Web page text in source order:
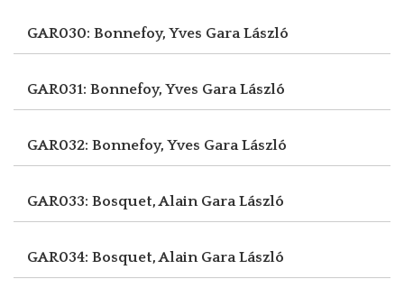
GAR030: Bonnefoy, Yves Gara László
GAR031: Bonnefoy, Yves Gara László
GAR032: Bonnefoy, Yves Gara László
GAR033: Bosquet, Alain Gara László
GAR034: Bosquet, Alain Gara László